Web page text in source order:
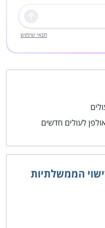
שליחה
תנאי שימוש
לעולים חדשים
הממשלתיות